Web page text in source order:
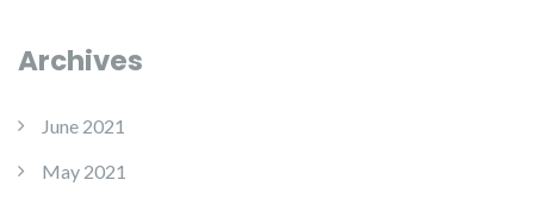
Archives
June 2021
May 2021